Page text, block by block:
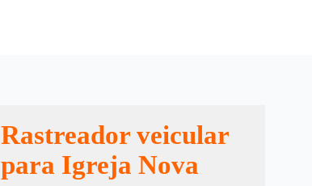
Rastreador veicular
para Igreja Nova